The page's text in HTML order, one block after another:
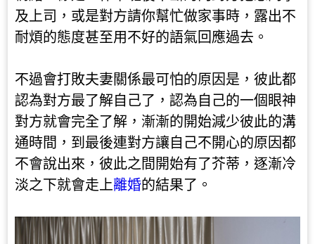
及上司，或是對方請你幫忙做家事時，露出不
耐煩的態度甚至用不好的語氣回應過去。
不過會打敗夫妻關係最可怕的原因是，彼此都
認為對方最了解自己了，認為自己的一個眼神
對方就會完全了解，漸漸的開始減少彼此的溝
通時間，到最後連對方讓自己不開心的原因都
不會說出來，彼此之間開始有了芥蒂，逐漸冷
淡之下就會走上離婚的結果了。